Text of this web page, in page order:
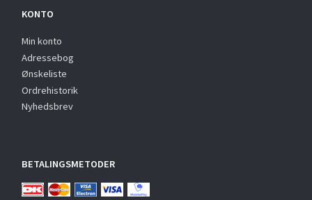
KONTO
Min konto
Adressebog
Ønskeliste
Ordrehistorik
Nyhedsbrev
BETALINGSMETODER